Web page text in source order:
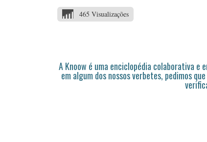
465 Visualizações
A Knoow é uma enciclopédia colaborativa e
em algum dos nossos verbetes, pedimos